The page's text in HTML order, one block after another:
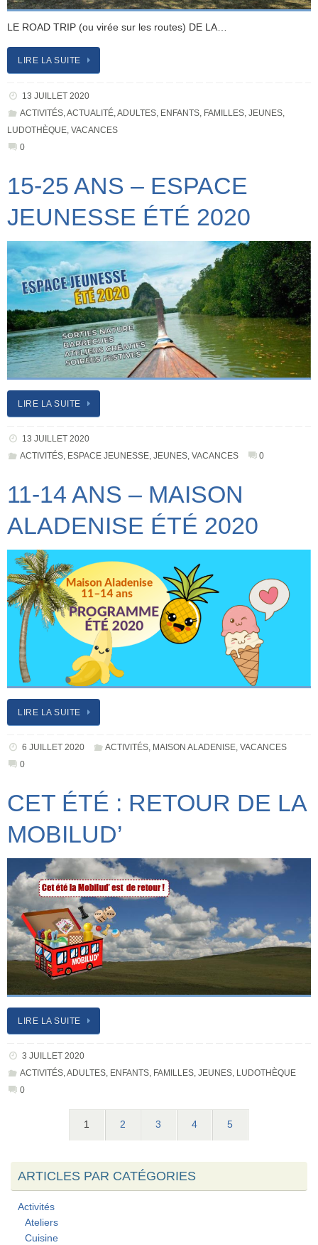
LE ROAD TRIP (ou virée sur les routes) DE LA…
LIRE LA SUITE
13 JUILLET 2020
ACTIVITÉS, ACTUALITÉ, ADULTES, ENFANTS, FAMILLES, JEUNES,
LUDOTHÈQUE VACANCES
0
15-25 ANS – ESPACE
JEUNESSE ÉTÉ 2020
LIRE LA SUITE
13 JUILLET 2020
ACTIVITÉS, ESPACE JEUNESSE, JEUNES, VACANCES 0
11-14 ANS – MAISON
ALADENISE ÉTÉ 2020
LIRE LA SUITE
6 JUILLET 2020 ACTIVITÉS, MAISON ALADENISE,VACANCES
0
CET ÉTÉ : RETOUR DE LA
MOBILUD’
LIRE LA SUITE
3 JUILLET 2020
ACTIVITÉS,ADULTES, ENFANTS, FAMILLES, JEUNES, LUDOTHÈQUE
0
1 2 3 4 5
ARTICLES PAR CATÉGORIES
Activités
Ateliers
Cuisine